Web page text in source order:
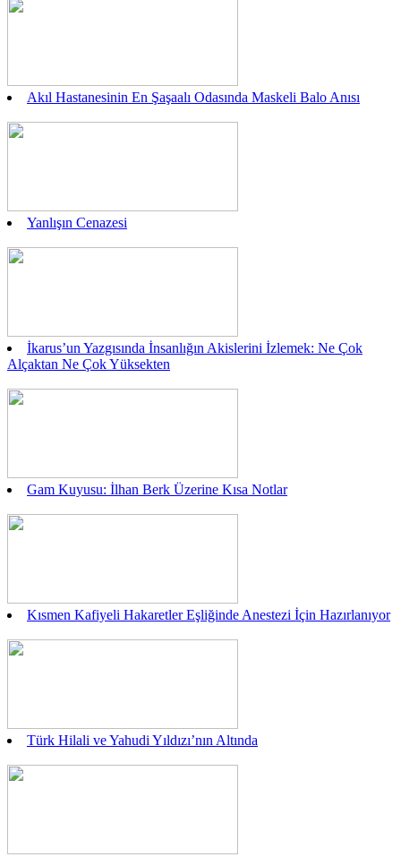
Akıl Hastanesinin En Şaşaalı Odasında Maskeli Balo Anısı
Yanlışın Cenazesi
İkarus’un Yazgısında İnsanlığın Akislerini İzlemek: Ne Çok
Alçaktan Ne Çok Yüksekten
Gam Kuyusu: İlhan Berk Üzerine Kısa Notlar
Kısmen Kafiyeli Hakaretler Eşliğinde Anestezi İçin Hazırlanıyor
Türk Hilali ve Yahudi Yıldızı’nın Altında